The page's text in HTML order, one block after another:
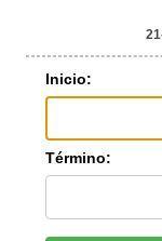
Inicio:
Término: